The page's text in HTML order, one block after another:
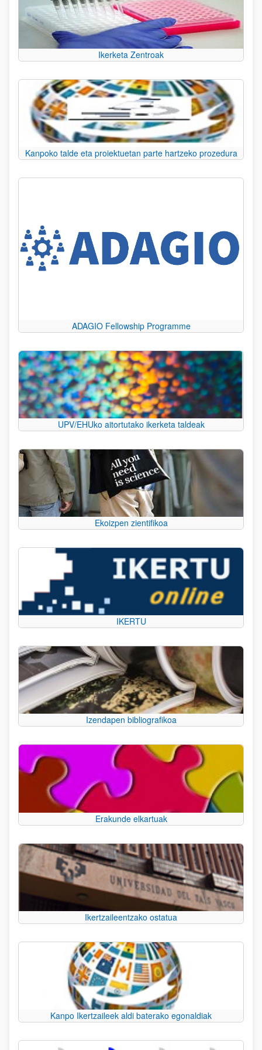
Ikerketa Zentroak
Kanpoko talde eta proiektuetan parte hartzeko prozedura
ADAGIO Fellowship Programme
UPV/EHUko aitortutako ikerketa taldeak
Ekoizpen zientifikoa
IKERTU
Izendapen bibliografikoa
Erakunde elkartuak
Ikertzaileentzako ostatua
Kanpo Ikertzaileek aldi baterako egonaldiak